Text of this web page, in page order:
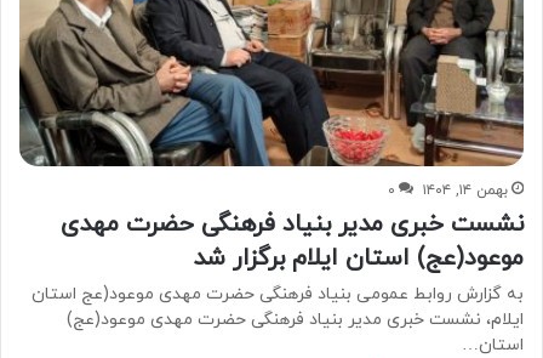
بهمن ۱۴, ۱۴۰۴ ۰
نشست خبری مدیر بنیاد فرهنگی حضرت مهدی
موعود(عج) استان ایلام برگزار شد
به گزارش روابط عمومی بنیاد فرهنگی حضرت مهدی موعود(عج استان
ایلام، نشست خبری مدیر بنیاد فرهنگی حضرت مهدی موعود(عج)
استان…